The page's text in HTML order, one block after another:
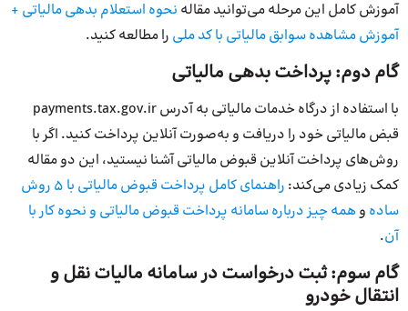
آموزش کامل این مرحله می‌توانید مقاله نحوه استعلام بدهی مالیاتی +
آموزش مشاهده سوابق مالیاتی با کد ملی را مطالعه کنید.
گام دوم: پرداخت بدهی مالیاتی
با استفاده از درگاه خدمات مالیاتی به آدرس payments.tax.gov.ir
قبض مالیاتی خود را دریافت و به‌صورت آنلاین پرداخت کنید. اگر با
روش‌های پرداخت آنلاین قبوض مالیاتی آشنا نیستید، این دو مقاله
کمک زیادی می‌کند:
راهنمای کامل پرداخت قبوض مالیاتی با ۵ روش
ساده وهمه چیز درباره سامانه پرداخت قبوض مالیاتی و نحوه کار با
آن.
گام سوم: ثبت درخواست در سامانه مالیات نقل و
انتقال خودرو